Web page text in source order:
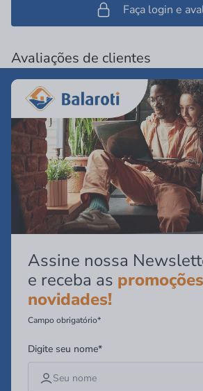
Faça login e
Avaliações de clientes
Assine nossa
e receba as
novidades!
Campo obrigatório*
Digite seu nome*